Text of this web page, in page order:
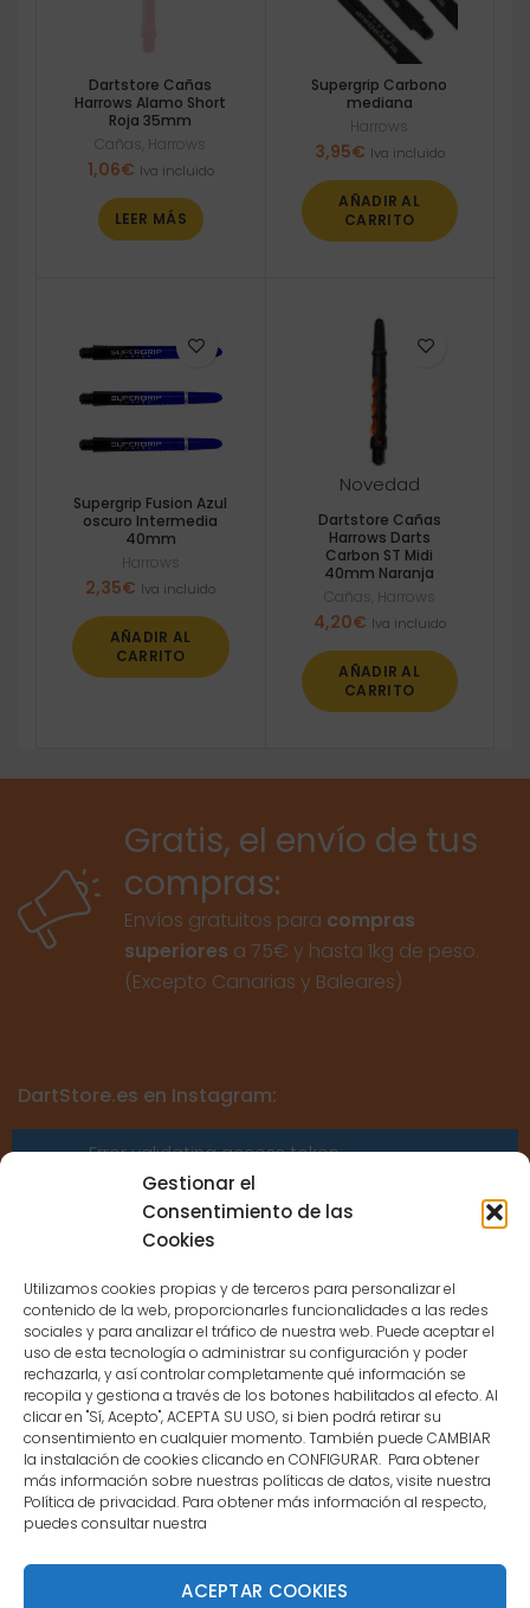
Gestionar el
Consentimiento de las
Cookies
Utilizamos cookies propias y de terceros para personalizar el
contenido de la web, proporcionarles funcionalidades a las redes
sociales y para analizar el tráfico de nuestra web. Puede aceptar el
uso de esta tecnología o administrar su configuración y poder
rechazarla, y así controlar completamente qué información se
recopila y gestiona a través de los botones habilitados al efecto. Al
clicar en "Sí, Acepto", ACEPTA SU USO, si bien podrá retirar su
consentimiento en cualquier momento. También puede CAMBIAR
la instalación de cookies clicando en CONFIGURAR. Para obtener
más información sobre nuestras políticas de datos, visite nuestra
Política de privacidad. Para obtener más información al respecto,
puedes consultar nuestra
ACEPTAR COOKIES
Dartstore Cañas
Harrows Alamo Short
Roja 35mm
Cañas Harrows
1,06€ Iva incluido
LEER MÁS
Supergrip Carbono
mediana
Harrows
3,95€ Iva incluido
AÑADIR AL
CARRITO
Supergrip Fusion Azul
oscuro Intermedia
40mm
Harrows
2,35€ Iva incluido
AÑADIR AL
CARRITO
Novedad
Dartstore Cañas
Harrows Darts
Carbon ST Midi
40mm Naranja
Cañas Harrows
4,20€ Iva incluido
AÑADIR AL
CARRITO
Gratis, el envío de tus
compras:
Envíos gratuitos para compras
superiores a 75€ y hasta 1kg de peso.
(Excepto Canarias y Baleares)
DartStore.es en Instagram:
Error validating access token:
Sessions for the user are not allowed
because the user is not a confirmed
CONTACTO
MENÚ PRINCIPAL
MI CUENTA
DOCUMENTACIÓN